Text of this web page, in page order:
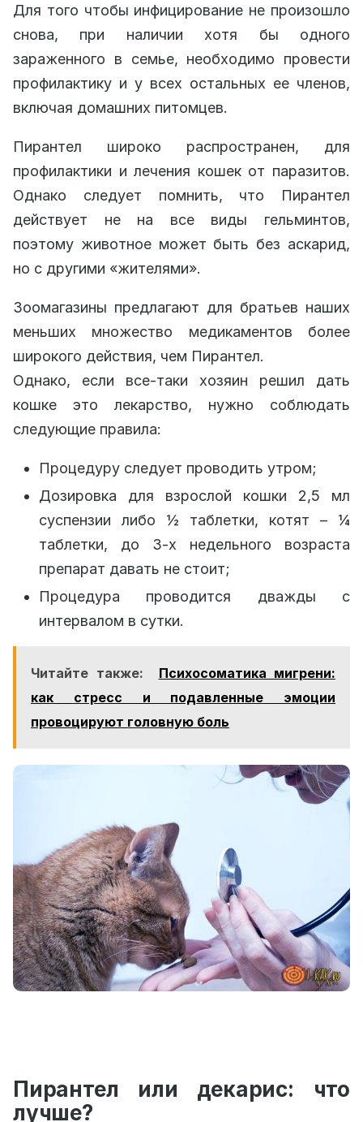
Для того чтобы инфицирование не произошло
снова, при наличии хотя бы одного
зараженного в семье, необходимо провести
профилактику и у всех остальных ее членов,
включая домашних питомцев.
Пирантел широко распространен, для
профилактики и лечения кошек от паразитов.
Однако следует помнить, что Пирантел
действует не на все виды гельминтов,
поэтому животное может быть без аскарид,
но с другими «жителями».
Зоомагазины предлагают для братьев наших
меньших множество медикаментов более
широкого действия, чем Пирантел.
Однако, если все-таки хозяин решил дать
кошке это лекарство, нужно соблюдать
следующие правила:
Процедуру следует проводить утром;
Дозировка для взрослой кошки 2,5 мл
суспензии либо ½ таблетки, котят – ¼
таблетки, до 3-х недельного возраста
препарат давать не стоит;
Процедура проводится дважды с
интервалом в сутки.
Читайте также:
Психосоматика мигрени:
как стресс и подавленные эмоции
провоцируют головную боль
Пирантел или декарис: что
лучше?